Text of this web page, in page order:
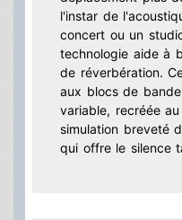
l'instar de
concert ou un
technologie aide à
de réverbération.
aux blocs de
variable, recréée
simulation breveté
qui offre le silence